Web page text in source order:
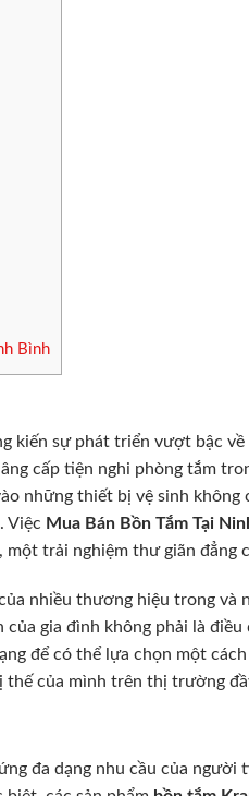
Bình
kiến sự phát triển vượt bậc về
cấp tiện nghi phòng tắm
những thiết bị vệ sinh không
Việc Mua Bán Bồn Tắm Tại
trải nghiệm thư giãn đẳng
nhiều thương hiệu trong và
gia đình không phải là điều
để có thể lựa chọn một
thế của mình trên thị trường
đa dạng nhu cầu của người